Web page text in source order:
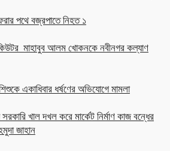
পথে বজ্রপাতে নিহত ১
মাহাবুব আলম খোকনকে নবীনগর কল্যাণ
একাধিবার ধর্ষণের অভিযোগে মামলা
সরকারি খাল দখল করে মার্কেট নির্মাণ কাজ বন্ধের
জাহান